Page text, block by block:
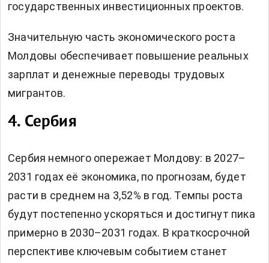
государственных инвестиционных проектов.
Значительную часть экономического роста
Молдовы обеспечивает повышение реальных
зарплат и денежные переводы трудовых
мигрантов.
4. Сербия
Сербия немного опережает Молдову: в 2027–
2031 годах её экономика, по прогнозам, будет
расти в среднем на 3,52% в год. Темпы роста
будут постепенно ускоряться и достигнут пика
примерно в 2030–2031 годах. В краткосрочной
перспективе ключевым событием станет